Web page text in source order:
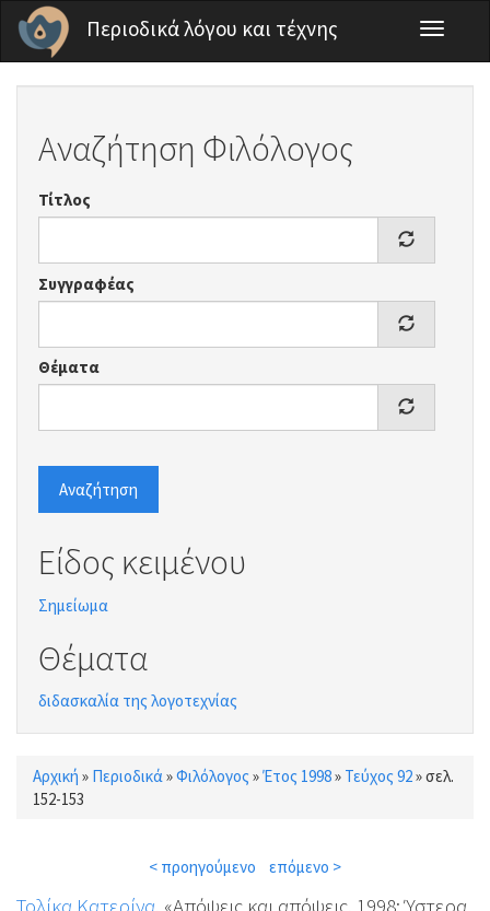
Παράκαμψη προς το κυρίως περιεχόμενο
Περιοδικά λόγου και τέχνης
Toggle
Αναζήτηση Φιλόλογος
Τίτλος
Συγγραφέας
Θέματα
Αναζήτηση
Είδος κειμένου
Σημείωμα
Θέματα
διδασκαλία της λογοτεχνίας
Είστε εδώ
Αρχική » Περιοδικά»Φιλόλογος »Έτος 1998» Τεύχος 92»σελ.
152-153
< προηγούμενο επόμενο >
Τολίκα Κατερίνα, «Απόψεις και απόψεις. 1998: Ύστερα